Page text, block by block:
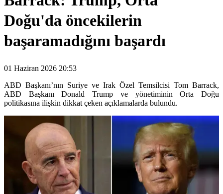
Doğu'da öncekilerin
başaramadığını başardı
01 Haziran 2026 20:53
ABD Başkanı’nın Suriye ve Irak Özel Temsilcisi Tom Barrack,
ABD Başkanı Donald Trump ve yönetiminin Orta Doğu
politikasına ilişkin dikkat çeken açıklamalarda bulundu.